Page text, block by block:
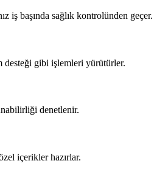
iş başında sağlık kontrolünden geçer.
desteği gibi işlemleri yürütürler.
denetlenir.
içerikler hazırlar.